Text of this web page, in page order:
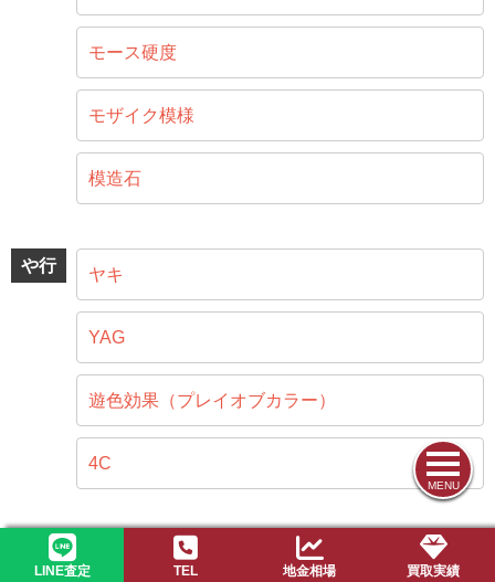
MENU
LINE査定 TEL 地金相場 買取実績
モース硬度
モザイク模様
模造石
や行 ヤキ
YAG
遊色効果（プレイオブカラー）
4C
ら行 ラピスラズリ